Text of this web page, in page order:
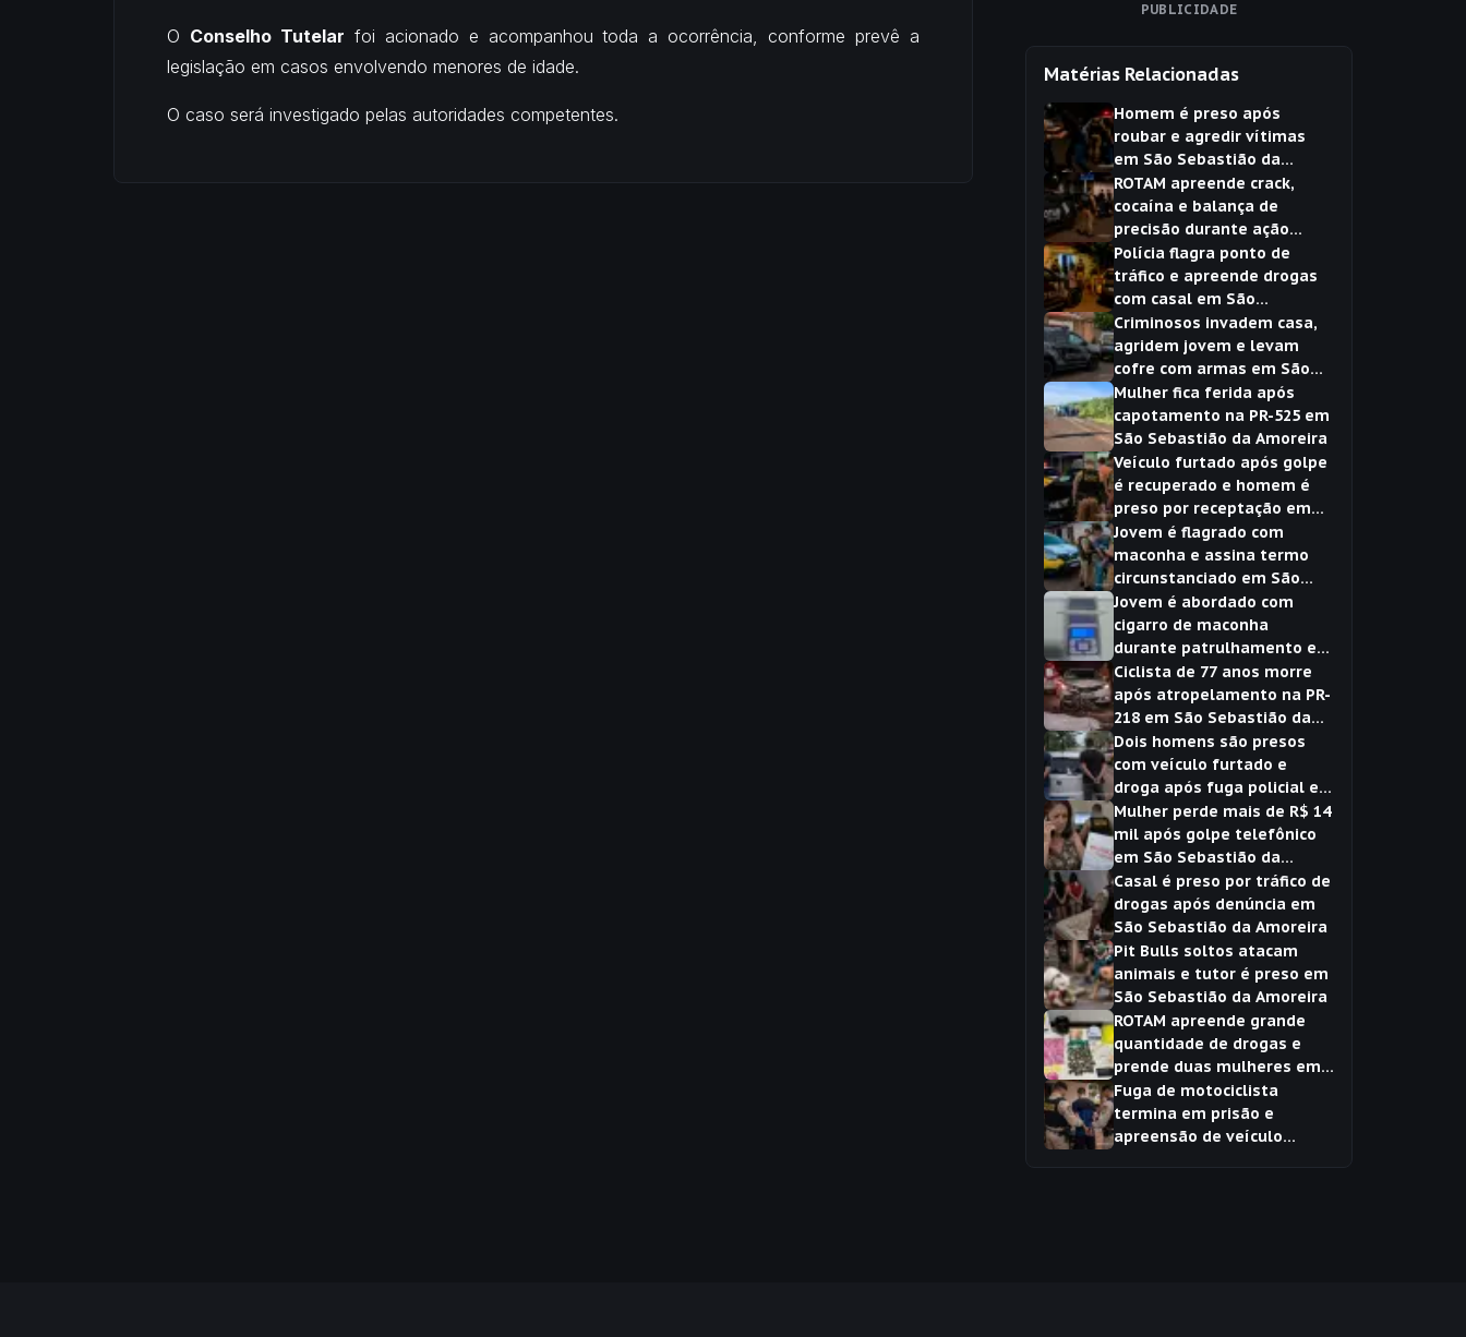
O Conselho Tutelar foi acionado e acompanhou toda a ocorrência, conforme prevê a
legislação em casos envolvendo menores de idade.
O caso será investigado pelas autoridades competentes.
PUBLICIDADE
Matérias Relacionadas
Homem é preso após
roubar e agredir vítimas
em São Sebastião da
Amoreira
ROTAM apreende crack,
cocaína e balança de
precisão durante ação
contra o tráfico em São
Sebastião da Amoreira
Polícia flagra ponto de
tráfico e apreende drogas
com casal em São
Sebastião da Amoreira
Criminosos invadem casa,
agridem jovem e levam
cofre com armas em São
Sebastião da Amoreira
Mulher fica ferida após
capotamento na PR-525 em
São Sebastião da Amoreira
Veículo furtado após golpe
é recuperado e homem é
preso por receptação em
São Sebastião da Amoreira
Jovem é flagrado com
maconha e assina termo
circunstanciado em São
Sebastião da Amoreira
Jovem é abordado com
cigarro de maconha
durante patrulhamento em
São Sebastião da Amoreira
Ciclista de 77 anos morre
após atropelamento na PR-
218 em São Sebastião da
Amoreira
Dois homens são presos
com veículo furtado e
droga após fuga policial em
São Sebastião da Amoreira
Mulher perde mais de R$ 14
mil após golpe telefônico
em São Sebastião da
Amoreira
Casal é preso por tráfico de
drogas após denúncia em
São Sebastião da Amoreira
Pit Bulls soltos atacam
animais e tutor é preso em
São Sebastião da Amoreira
ROTAM apreende grande
quantidade de drogas e
prende duas mulheres em
São Sebastião da Amoreira
Fuga de motociclista
termina em prisão e
apreensão de veículo